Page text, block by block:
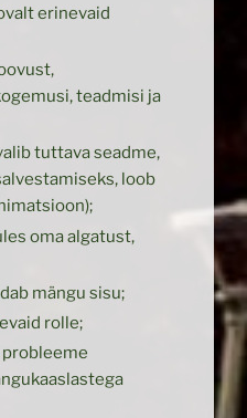
erinevaid
teadmisi ja
tuttava seadme,
loob
oma algatust,
mängu sisu;
rolle;
probleeme